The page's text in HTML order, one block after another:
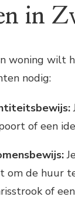
in
woning wilt
nodig:
of een
om de huur
of